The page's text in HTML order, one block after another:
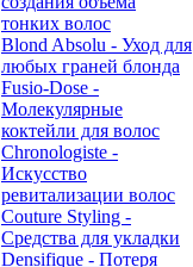
тонких волос
Blond Absolu - Уход для
любых граней блонда
Fusio-Dose -
Молекулярные
коктейли для волос
Chronologiste -
Искусство
ревитализации волос
Couture Styling -
Средства для укладки
Densifique - Потеря